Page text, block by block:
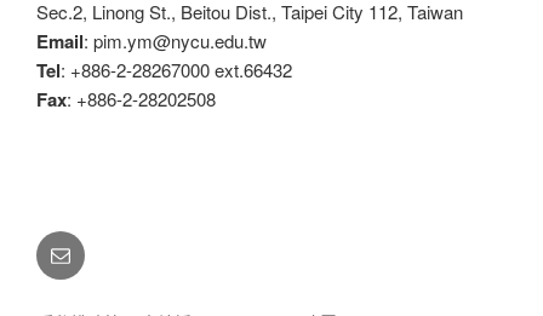
Sec.2, Linong St., Beitou Dist., Taipei City 112, Taiwan
Email: pim.ym@nycu.edu.tw
Tel: +886-2-28267000 ext.66432
Fax: +886-2-28202508
Email:
pim.ym@nycu.edu.tw